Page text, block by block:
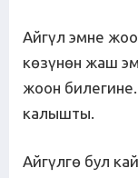
Айгүл эмне
көзүнөн жаш
жоон
калышты.
Айгүлгө бул